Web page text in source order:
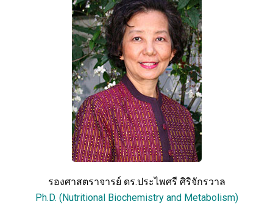
รองศาสตราจารย์ ดร.ประไพศรี ศิริจักรวาล
Ph.D. (Nutritional Biochemistry and Metabolism)